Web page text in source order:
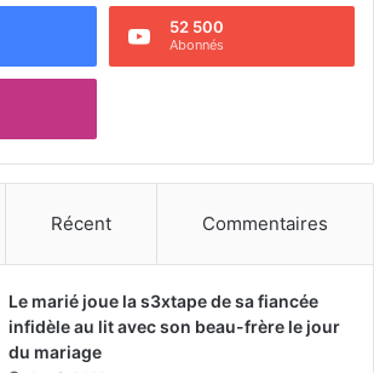
52 500
Abonnés
Récent Commentaires
Le marié joue la s3xtape de sa fiancée
infidèle au lit avec son beau-frère le jour
du mariage